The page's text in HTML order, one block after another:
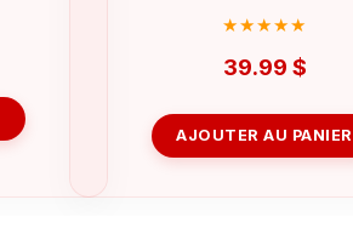
39.99 $
AJOUTER AU PANIER